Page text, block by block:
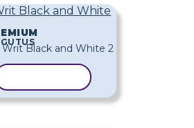
Black and White